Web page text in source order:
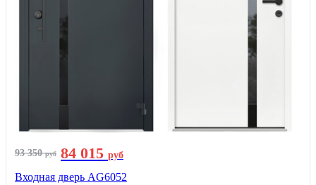
93 350руб 84 015 руб
Входная дверь AG6052